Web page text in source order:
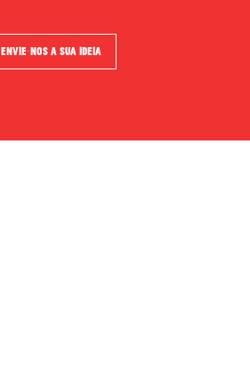
ENVIE-NOS A SUA IDEIA